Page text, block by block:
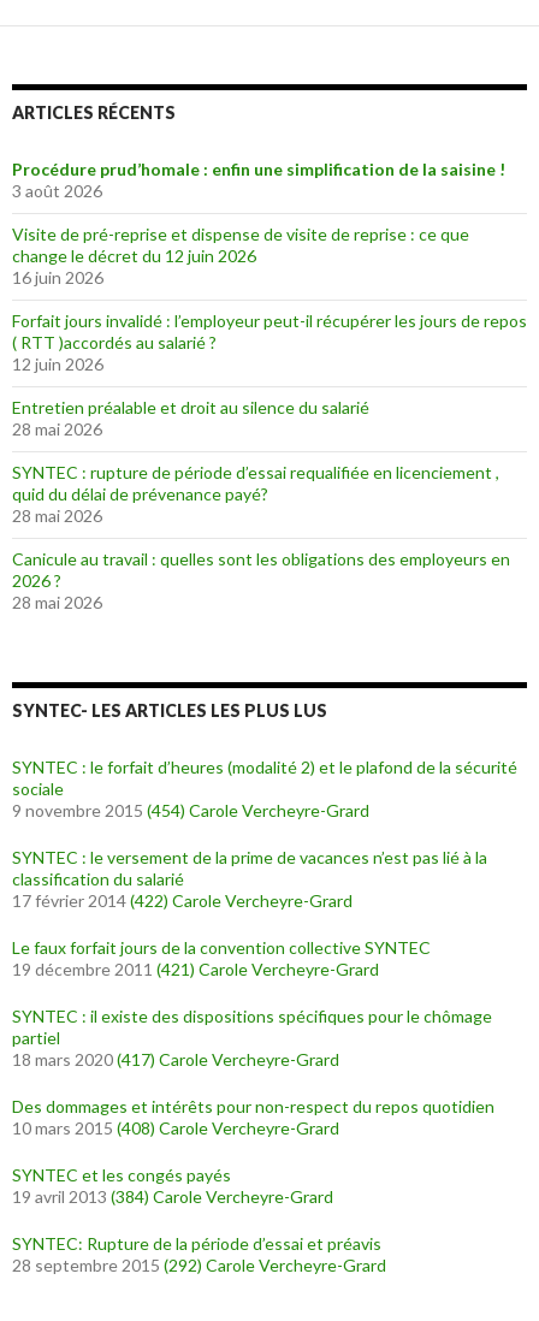
ARTICLES RÉCENTS
Procédure prud’homale : enfin une simplification de la saisine !
3 août 2026
Visite de pré-reprise et dispense de visite de reprise : ce que
change le décret du 12 juin 2026
16 juin 2026
Forfait jours invalidé : l’employeur peut-il récupérer les jours de repos
( RTT )accordés au salarié ?
12 juin 2026
Entretien préalable et droit au silence du salarié
28 mai 2026
SYNTEC : rupture de période d’essai requalifiée en licenciement ,
quid du délai de prévenance payé?
28 mai 2026
Canicule au travail : quelles sont les obligations des employeurs en
2026 ?
28 mai 2026
SYNTEC- LES ARTICLES LES PLUS LUS
SYNTEC : le forfait d’heures (modalité 2) et le plafond de la sécurité
sociale
9 novembre 2015 (454) Carole Vercheyre-Grard
SYNTEC : le versement de la prime de vacances n’est pas lié à la
classification du salarié
17 février 2014(422) Carole Vercheyre-Grard
Le faux forfait jours de la convention collective SYNTEC
19 décembre 2011 (421) Carole Vercheyre-Grard
SYNTEC : il existe des dispositions spécifiques pour le chômage
partiel
18 mars 2020(417) Carole Vercheyre-Grard
Des dommages et intérêts pour non-respect du repos quotidien
10 mars 2015 (408) Carole Vercheyre-Grard
SYNTEC et les congés payés
19 avril 2013 (384) Carole Vercheyre-Grard
SYNTEC: Rupture de la période d’essai et préavis
28 septembre 2015 (292) Carole Vercheyre-Grard